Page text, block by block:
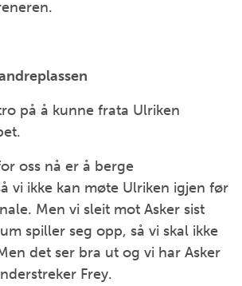
på å kunne frata Ulriken
oss nå er å berge
vi ikke kan møte Ulriken igjen før
Men vi sleit mot Asker sist
spiller seg opp, så vi skal ikke
det ser bra ut og vi har Asker
Frey.